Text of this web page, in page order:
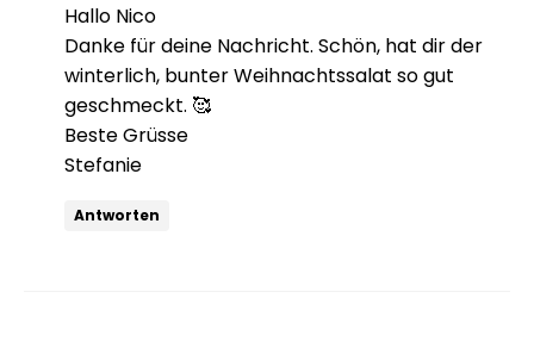
Hallo Nico
Danke für deine Nachricht. Schön, hat dir der
winterlich, bunter Weihnachtssalat so gut
geschmeckt. 🥰
Beste Grüsse
Stefanie
Antworten